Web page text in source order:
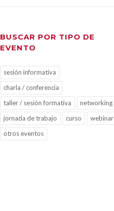
BUSCAR POR TIPO DE
EVENTO
sesión informativa
charla / conferencia
taller / sesión formativa
networking
jornada de trabajo
curso
webinar
otros eventos